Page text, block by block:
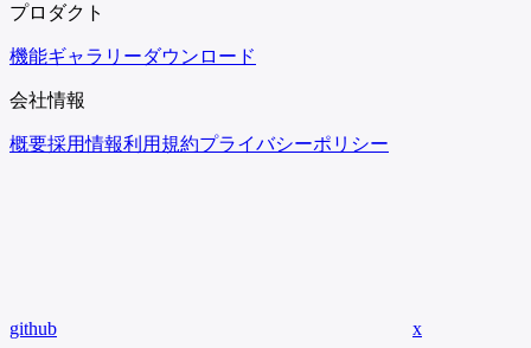
プロダクト
機能ギャラリーダウンロード
会社情報
概要採用情報利用規約プライバシーポリシー
github x